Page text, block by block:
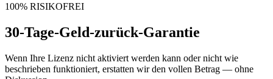
100% RISIKOFREI
30-Tage-Geld-zurück-Garantie
Wenn Ihre Lizenz nicht aktiviert werden kann oder nicht wie
beschrieben funktioniert, erstatten wir den vollen Betrag — ohne